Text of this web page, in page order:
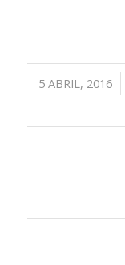
5 ABRIL, 2016
/